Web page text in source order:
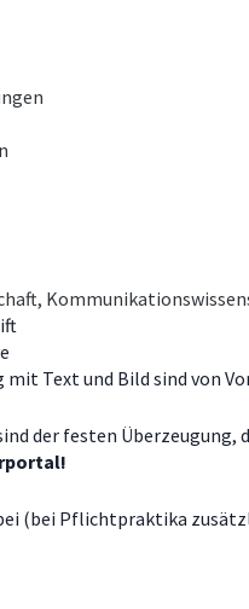
Text und Bild sind von
der festen
(bei Pflichtpraktika